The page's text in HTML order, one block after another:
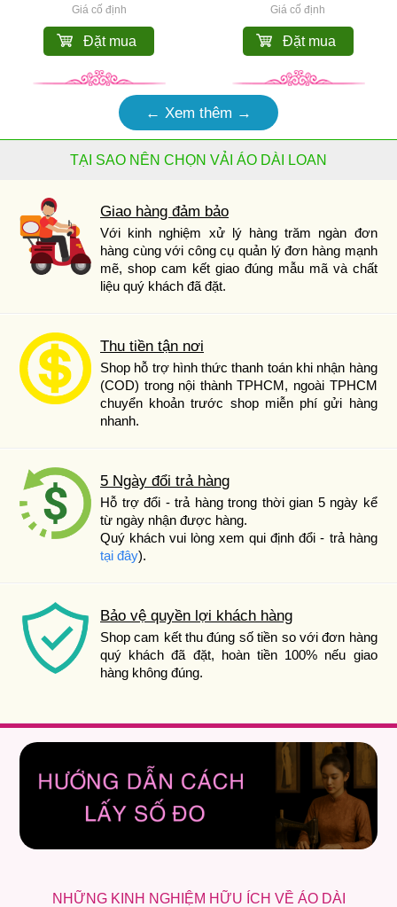
Giá cố định
Đặt mua
Giá cố định
Đặt mua
← Xem thêm →
TẠI SAO NÊN CHỌN VẢI ÁO DÀI LOAN
Giao hàng đảm bảo
Với kinh nghiệm xử lý hàng trăm ngàn đơn
hàng cùng với công cụ quản lý đơn hàng mạnh
mẽ, shop cam kết giao đúng mẫu mã và chất
liệu quý khách đã đặt.
Thu tiền tận nơi
Shop hỗ trợ hình thức thanh toán khi nhận hàng
(COD) trong nội thành TPHCM, ngoài TPHCM
chuyển khoản trước shop miễn phí gửi hàng
nhanh.
5 Ngày đổi trả hàng
Hỗ trợ đổi - trả hàng trong thời gian 5 ngày kể
từ ngày nhận được hàng.
Quý khách vui lòng xem qui định đổi - trả hàng
tại đây).
Bảo vệ quyền lợi khách hàng
Shop cam kết thu đúng số tiền so với đơn hàng
quý khách đã đặt, hoàn tiền 100% nếu giao
hàng không đúng.
NHỮNG KINH NGHIỆM HỮU ÍCH VỀ ÁO DÀI